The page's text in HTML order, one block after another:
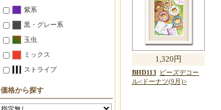
1,320円
BHD113
ビーズデコー
ル<ドーナツ(9月)>
自由に作る【ミックス】
デリカビーズ織り材料セット
仕立て済みの箱入り【完成品】
対象別
初心者
中上級者
紫系
黒・グレー系
玉虫
ミックス
ストライプ
価格から探す